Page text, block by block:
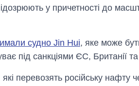
у причетності до
судно Jin Hui, яке може
під санкціями ЄС, Британії та
перевозять російську нафту